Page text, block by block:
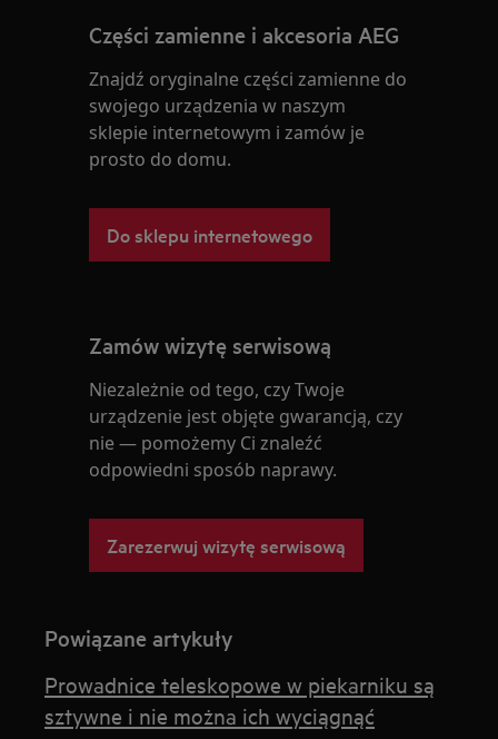
Części zamienne i akcesoria AEG
Znajdź oryginalne części zamienne do
swojego urządzenia w naszym
sklepie internetowym i zamów je
prosto do domu.
Do sklepu internetowego
Zamów wizytę serwisową
Niezależnie od tego, czy Twoje
urządzenie jest objęte gwarancją, czy
nie — pomożemy Ci znaleźć
odpowiedni sposób naprawy.
Zarezerwuj wizytę serwisową
Powiązane artykuły
Prowadnice teleskopowe w piekarniku są
sztywne i nie można ich wyciągnąć